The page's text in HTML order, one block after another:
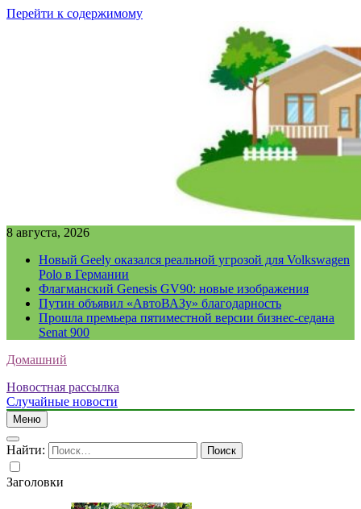
Перейти к содержимому
8 августа, 2026
Новый Geely оказался реальной угрозой для Volkswagen
Polo в Германии
Флагманский Genesis GV90: новые изображения
Путин объявил «АвтоВАЗу» благодарность
Прошла премьера пятиместной версии бизнес-седана
Senat 900
Домашний
Новостная рассылка
Случайные новости
Меню
Найти:
Заголовки